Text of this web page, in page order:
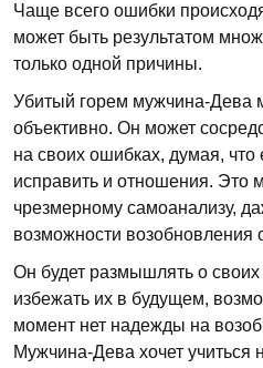
Чаще всего ошибки
может быть результатом
только одной причины.
Убитый горем мужчина-Дева
объективно. Он может
на своих ошибках, думая, что
исправить и отношения. Это
чрезмерному самоанализу,
возможности возобновления
Он будет размышлять о
избежать их в будущем,
момент нет надежды на
Мужчина-Дева хочет учиться